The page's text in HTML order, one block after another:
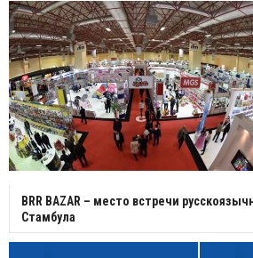
BRR BAZAR – место встречи
Стамбула